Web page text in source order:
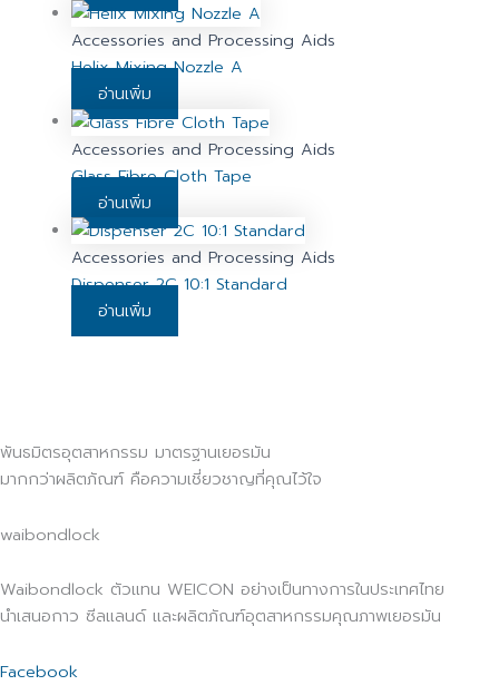
Accessories and Processing Aids
Helix Mixing Nozzle A
อ่านเพิ่ม
Accessories and Processing Aids
Glass Fibre Cloth Tape
อ่านเพิ่ม
Accessories and Processing Aids
Dispenser 2C 10:1 Standard
อ่านเพิ่ม
พันธมิตรอุตสาหกรรม มาตรฐานเยอรมัน
มากกว่าผลิตภัณฑ์ คือความเชี่ยวชาญที่คุณไว้ใจ
waibondlock
Waibondlock ตัวแทน WEICON อย่างเป็นทางการในประเทศไทย
นำเสนอกาว ซีลแลนด์ และผลิตภัณฑ์อุตสาหกรรมคุณภาพเยอรมัน
Facebook